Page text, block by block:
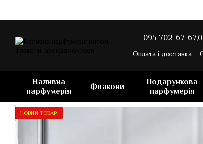
095-702-67-67,
Оплата і доставка
Наливна
парфумерія
Флакони
Подарункова
парфумерія
НОВИЙ ТОВАР